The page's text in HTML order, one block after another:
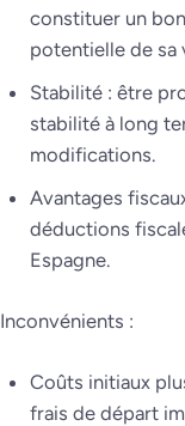
constituer un
potentielle de sa
Stabilité : être
stabilité à long
modifications.
Avantages
déductions
Espagne.
Inconvénients :
Coûts initiaux
frais de départ